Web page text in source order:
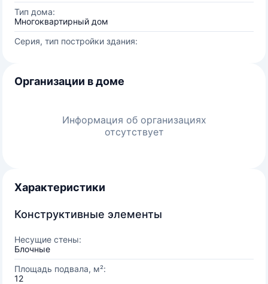
Тип дома:
Многоквартирный дом
Серия, тип постройки здания:
Организации в доме
Информация об организациях
отсутствует
Характеристики
Конструктивные элементы
Несущие стены:
Блочные
Площадь подвала, м²:
12